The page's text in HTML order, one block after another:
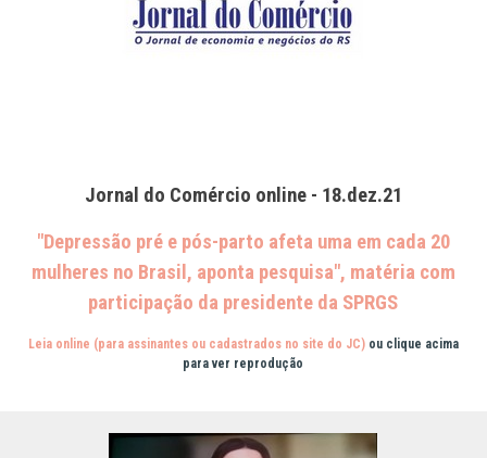
Jornal do Comércio online - 18.dez.21
"Depressão pré e pós-parto afeta uma em cada 20
mulheres no Brasil, aponta pesquisa", matéria com
participação da presidente da SPRGS
Leia online (para assinantes ou cadastrados no site do JC)ou clique acima
para ver reprodução